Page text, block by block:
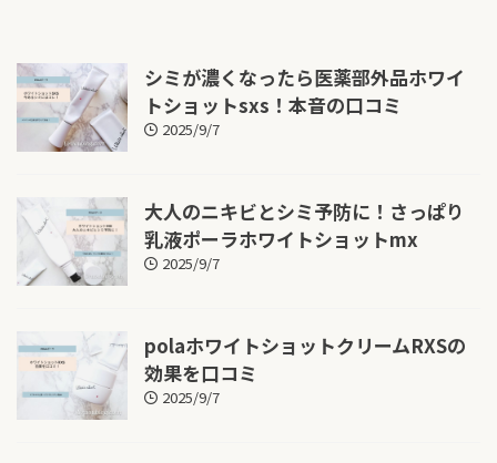
シミが濃くなったら医薬部外品ホワイ
トショットsxs！本音の口コミ
2025/9/7
大人のニキビとシミ予防に！さっぱり
乳液ポーラホワイトショットmx
2025/9/7
polaホワイトショットクリームRXSの
効果を口コミ
2025/9/7